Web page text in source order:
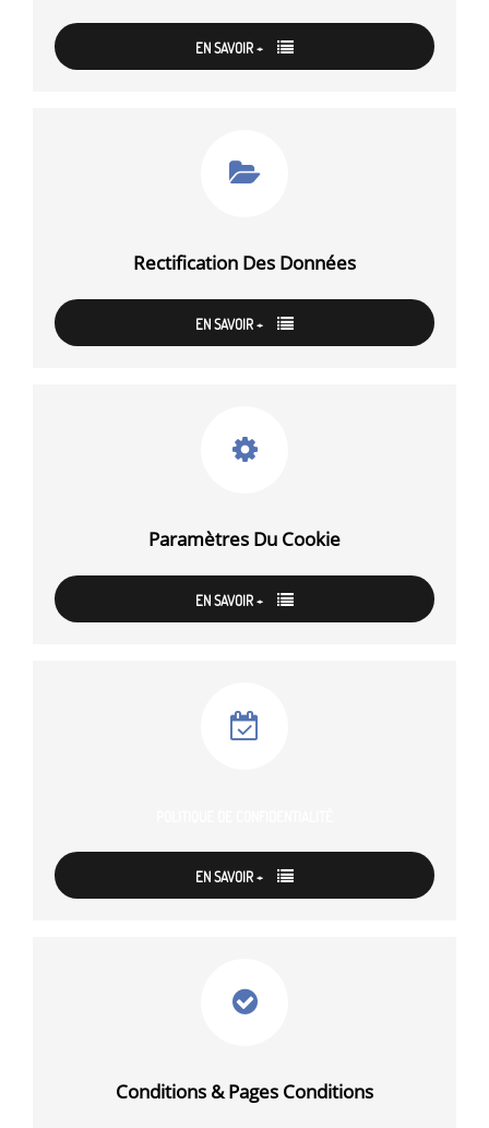
EN SAVOIR +
Rectification Des Données
EN SAVOIR +
Paramètres Du Cookie
EN SAVOIR +
EN SAVOIR +
Conditions & Pages Conditions